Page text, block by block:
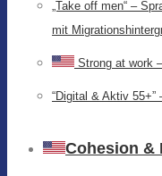
„Take off men“ –
mit
Strong at work
“Digital & Aktiv 55+”
Cohesion &